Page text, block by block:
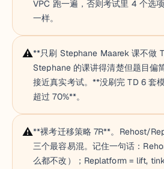
VPC 跑一遍，否则考试里 4 个选
一样。
⚠️**只刷 Stephane Maarek 课不做
Stephane 的课讲得清楚但题目偏
接近真实考试。**没刷完 TD 6 套
超过 70%**。
⚠️**裸考迁移策略 7R**。Rehost/
三个最容易混。记住一句话：
么都不改）；Replatform = lift,